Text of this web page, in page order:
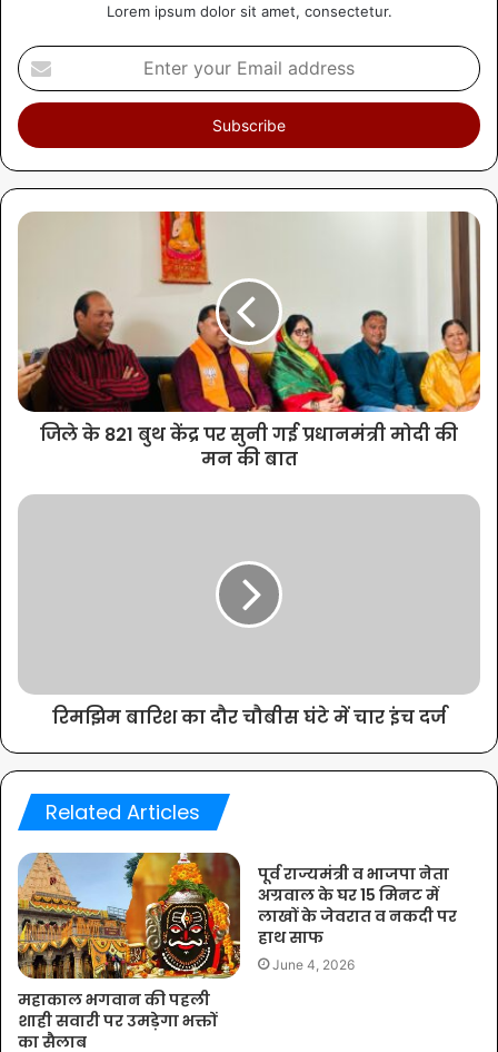
Lorem ipsum dolor sit amet, consectetur.
जिले के 821 बुथ केंद्र पर सुनी गई प्रधानमंत्री मोदी की
मन की बात
रिमझिम बारिश का दौर चौबीस घंटे में चार इंच दर्ज
Related Articles
महाकाल भगवान की पहली
शाही सवारी पर उमड़ेगा भक्तों
का सैलाब
पूर्व राज्यमंत्री व भाजपा नेता
अग्रवाल के घर 15 मिनट में
लाखों के जेवरात व नकदी पर
हाथ साफ
June 4, 2026